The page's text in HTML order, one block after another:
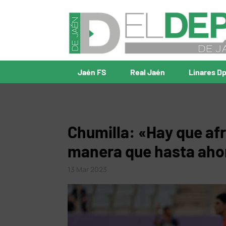
Jaén FS Real Jaén Linares
Chumilla: «Hay que
manera que hasta